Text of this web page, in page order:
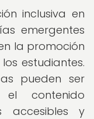
inclusiva en
emergentes
la promoción
estudiantes.
pueden ser
contenido
accesibles y